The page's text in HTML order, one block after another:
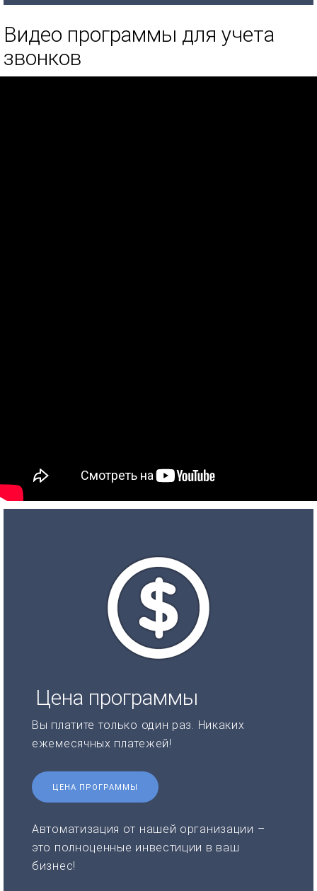
Видео программы для учета
звонков
Цена программы
Вы платите только один раз. Никаких
ежемесячных платежей!
ЦЕНА ПРОГРАММЫ
Автоматизация от нашей организации –
это полноценные инвестиции в ваш
бизнес!